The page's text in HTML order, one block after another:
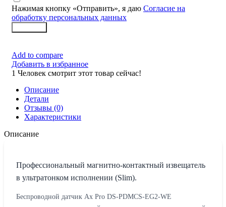
Нажимая кнопку «Отправить», я даю Согласие на
обработку персональных данных
Add to compare
Добавить в избранное
1 Человек смотрит этот товар сейчас!
Описание
Детали
Отзывы (0)
Характеристики
Описание
Профессиональный магнитно-контактный извещатель
в ультратонком исполнении (Slim).
Беспроводной датчик Ax Pro DS-PDMCS-EG2-WE